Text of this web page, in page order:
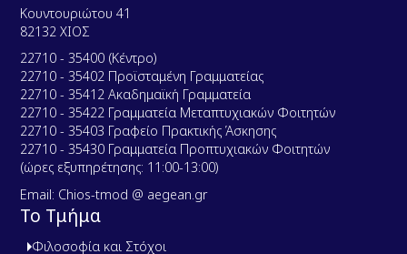
Κουντουριώτου 41
82132 ΧΙΟΣ
22710 - 35400 (Κέντρο)
22710 - 35402 Προϊσταμένη Γραμματείας
22710 - 35412 Ακαδημαϊκή Γραμματεία
22710 - 35422 Γραμματεία Μεταπτυχιακών Φοιτητών
22710 - 35403 Γραφείο Πρακτικής Άσκησης
22710 - 35430 Γραμματεία Προπτυχιακών Φοιτητών
(ώρες εξυπηρέτησης: 11:00-13:00)
Email: Chios-tmod @ aegean.gr
Το Τμήμα
Φιλοσοφία και Στόχοι